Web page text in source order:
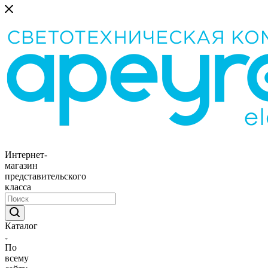
Интернет-
магазин
представительского
класса
Каталог
По
всему